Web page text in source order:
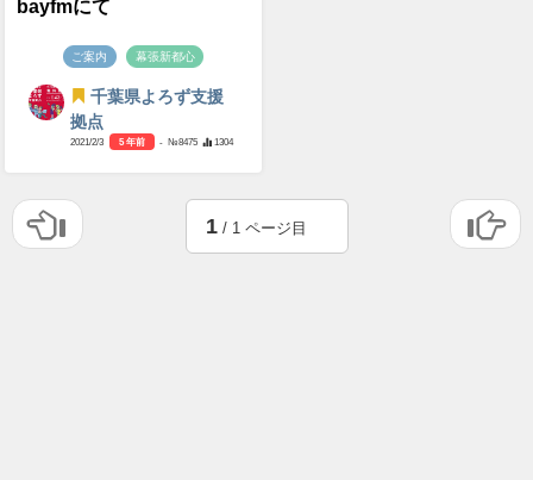
bayfmにて
ご案内 幕張新都心
千葉県よろず支援
拠点
2021/2/3 5 年前 - №8475 1304
1/ 1 ページ目